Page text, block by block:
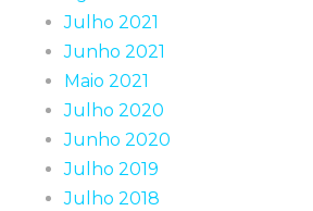
Julho 2021
Junho 2021
Maio 2021
Julho 2020
Junho 2020
Julho 2019
Julho 2018